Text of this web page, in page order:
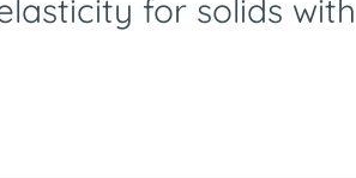
for solids with